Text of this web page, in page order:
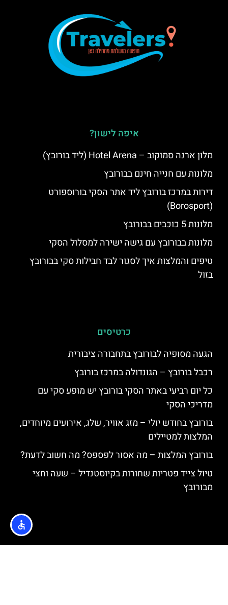
איפה לישון?
מלון ארנה סמוקוב – Hotel Arena (ליד בורובץ)
מלונות עם חנייה חינם בבורובץ
דירות במרכז בורובץ ליד אתר הסקי בורוספורט
(Borosport)
מלונות 5 כוכבים בבורובץ
מלונות בבורובץ עם גישה ישירה למסלול הסקי
טיפים והמלצות איך לסגור לבד חבילות סקי בבורובץ
בזול
כרטיסים
הגעה מסופיה לבורובץ בתחבורה ציבורית
רכבל בורובץ – הגונדולה במרכז בורובץ
כל יום רביעי באתר הסקי בורובץ יש מופע סקי עם
מדריכי הסקי
בורובץ בחודש יולי – מזג אוויר, שלג, אירועים מיוחדים,
המלצות למטיילים
בורובץ המלצות – מה אסור לפספס? מה חשוב לדעת?
טיול צייד פטריות שחורות בקיוסטנדיל – שעה וחצי
מבורובץ